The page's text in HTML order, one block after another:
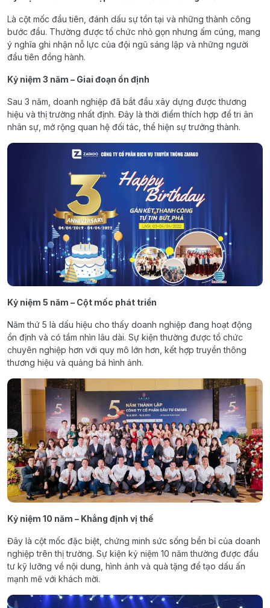
Là cột mốc đầu tiên, đánh dấu sự tồn tại và những thành công
bước đầu. Thường được tổ chức nhỏ gọn nhưng ấm cúng, mang
ý nghĩa ghi nhận nỗ lực của đội ngũ sáng lập và những người
đầu tiên đồng hành.
Kỷ niệm 3 năm – Giai đoạn ổn định
Sau 3 năm, doanh nghiệp đã bắt đầu xây dựng được thương
hiệu và thị trường nhất định. Đây là thời điểm thích hợp để tri ân
nhân sự, mở rộng quan hệ đối tác, thể hiện sự trưởng thành.
Kỷ niệm 5 năm – Cột mốc phát triển
Năm thứ 5 là dấu hiệu cho thấy doanh nghiệp đang hoạt động
ổn định và có tầm nhìn lâu dài. Sự kiện thường được tổ chức
chuyên nghiệp hơn với quy mô lớn hơn, kết hợp truyền thông
thương hiệu và quảng bá hình ảnh.
Kỷ niệm 10 năm – Khẳng định vị thế
Đây là cột mốc đặc biệt, chứng minh sức sống bền bỉ của doanh
nghiệp trên thị trường. Sự kiện kỷ niệm 10 năm thường được đầu
tư kỹ lưỡng về nội dung, hình ảnh và quà tặng để tạo dấu ấn
mạnh mẽ với khách mời.